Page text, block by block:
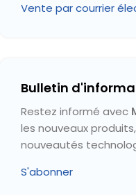
Vente par courrier
Bulletin
Restez informé avec
les nouveaux
nouveautés
S'abonner